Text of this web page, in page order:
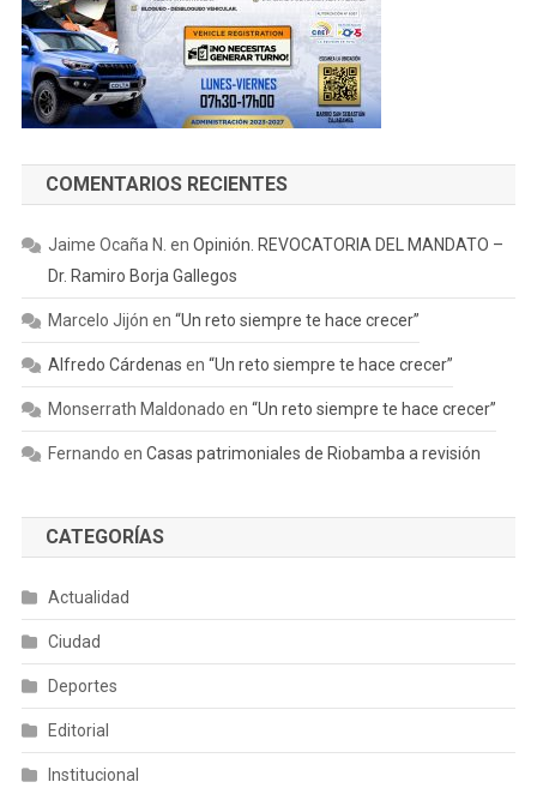
COMENTARIOS RECIENTES
Jaime Ocaña N. en Opinión. REVOCATORIA DEL MANDATO –
Dr. Ramiro Borja Gallegos
Marcelo Jijón en “Un reto siempre te hace crecer”
Alfredo Cárdenas en “Un reto siempre te hace crecer”
Monserrath Maldonado en “Un reto siempre te hace crecer”
Fernando en Casas patrimoniales de Riobamba a revisión
CATEGORÍAS
Actualidad
Ciudad
Deportes
Editorial
Institucional